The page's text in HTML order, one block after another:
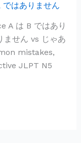
ではありません
A は B ではあり
せん vs じゃあ
mistakes,
JLPT N5